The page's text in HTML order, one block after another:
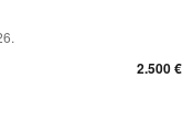
2.500 €